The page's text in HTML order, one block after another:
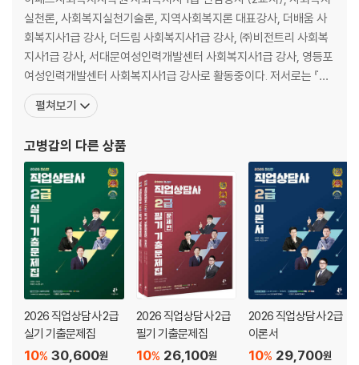
제3회 정답 및 해설
2018년
제1회 정답 및 해설
제2회 정답 및 해설
제3회 정답 및 해설
2017년
제1회 정답 및 해설
제2회 정답 및 해설
제3회 정답 및 해설
2016년
제1회 정답 및 해설
제2회 정답 및 해설
제3회 정답 및 해설
실천론, 사회복지실천기술론, 지역사회복지론 대표강사, 더배움 사
회복지사1급 강사, 더드림 사회복지사1급 강사, ㈜비전트리 사회복
지사1급 강사, 서대문여성인력개발센터 사회복지사1급 강사, 영등포
여성인력개발센터 사회복지사1급 강사로 활동중이다. 저서로는 『사
회복지학개론 쌈 시리즈 (시대고시, 2016)』 『쾌 사회복지학 기출문
제집 (서울고시각, 2017)』 『사회복지학(개론) (서울고시각, 2018)』
림, 2019)』 『사회
펼쳐보기
고병갑의 다른 상품
2026 직업상담사 2급
실기 기출문제집
30,600원
10%
2026 직업상담사 2급
필기 기출문제집
26,100원
10%
2026 직업상담사 2급
이론서
29,700원
10%